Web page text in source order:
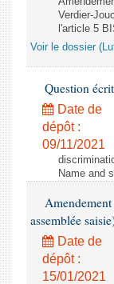
Verdier-
l'article 5
Voir le dossier
Question
Date de
dépôt :
09/11/2021
Name and
assemblée
Date de
dépôt :
15/01/2021